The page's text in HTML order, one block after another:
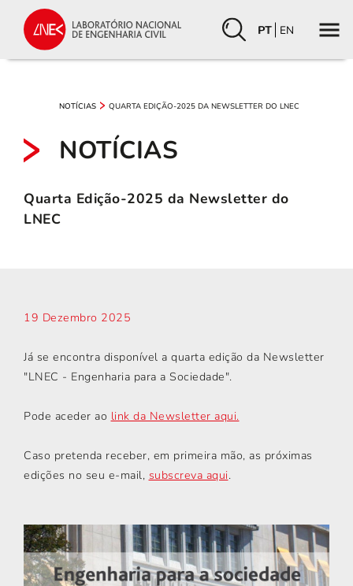
PT EN
NOTÍCIAS QUARTA EDIÇÃO-2025 DA NEWSLETTER DO LNEC
NOTÍCIAS
Quarta Edição-2025 da Newsletter do
LNEC
19 Dezembro 2025
Já se encontra disponível a quarta edição da Newsletter
"LNEC - Engenharia para a Sociedade".
Pode aceder ao link da Newsletter aqui.
Caso pretenda receber, em primeira mão, as próximas
edições no seu e-mail, subscreva aqui.